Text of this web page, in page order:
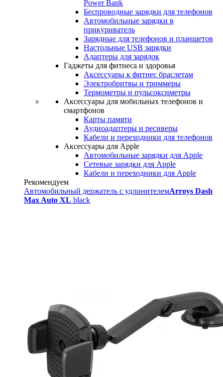
Power Bank
Беспроводные зарядки для телефонов
Автомобильные зарядки в
прикуриватель
Зарядные для телефонов и планшетов
Настольные USB зарядки
Адаптеры для зарядок
Гаджеты для фитнеса и здоровья
Аксессуары к фитнес браслетам
Электробритвы и триммеры
Термометры и пульсоксиметры
Аксессуары для мобильных телефонов и
смартфонов
Карты памяти
Аудиоадаптеры и ресиверы
Кабели и переходники для телефонов
Аксессуары для Apple
Автомобильные зарядки для Apple
Сетевые зарядки для Apple
Кабели и переходники для Apple
Рекомендуем
Автомобильный держатель с удлинителемArroys Dash
Max Auto XL black